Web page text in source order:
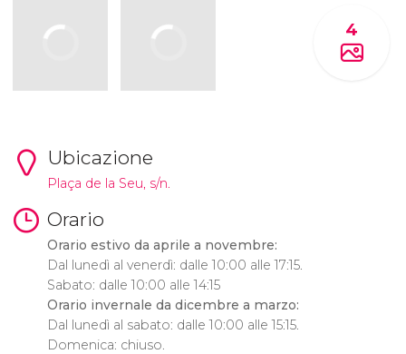
4
Ubicazione
Plaça de la Seu, s/n.
Orario
Orario estivo da aprile a novembre:
Dal lunedì al venerdì: dalle 10:00 alle 17:15.
Sabato: dalle 10:00 alle 14:15
Orario invernale da dicembre a marzo:
Dal lunedì al sabato: dalle 10:00 alle 15:15.
Domenica: chiuso.